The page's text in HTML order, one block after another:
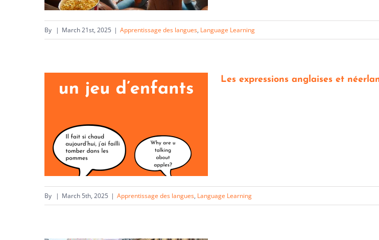
By | March 21st, 2025 | Apprentissage des langues, Language Learning
Les expressions anglaises et
By | March 5th, 2025 | Apprentissage des langues, Language Learning